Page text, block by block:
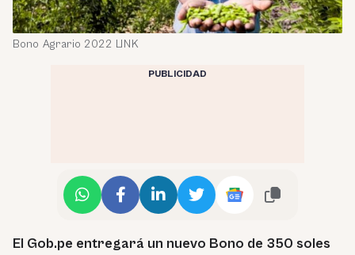
Bono Agrario 2022 LINK
PUBLICIDAD
El Gob.pe entregará un nuevo Bono de 350 soles